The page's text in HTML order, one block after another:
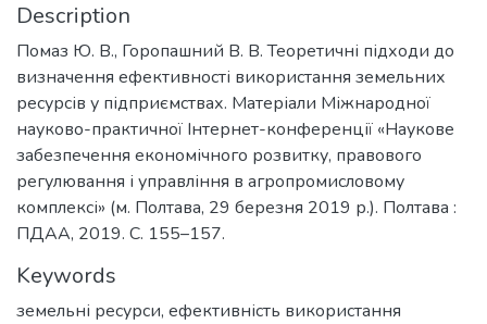
Description
Помаз Ю. В., Горопашний В. В. Теоретичні підходи до
визначення ефективності використання земельних
ресурсів у підприємствах. Матеріали Міжнародної
науково-практичної Інтернет-конференції «Наукове
забезпечення економічного розвитку, правового
регулювання і управління в агропромисловому
комплексі» (м. Полтава, 29 березня 2019 р.). Полтава :
ПДАА, 2019. С. 155–157.
Keywords
земельні ресурси, ефективність використання